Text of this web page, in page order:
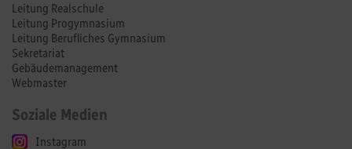
Leitung Realschule
Leitung Progymnasium
Leitung Berufliches Gymnasium
Sekretariat
Gebäudemanagement
Webmaster
Soziale Medien
Instagram